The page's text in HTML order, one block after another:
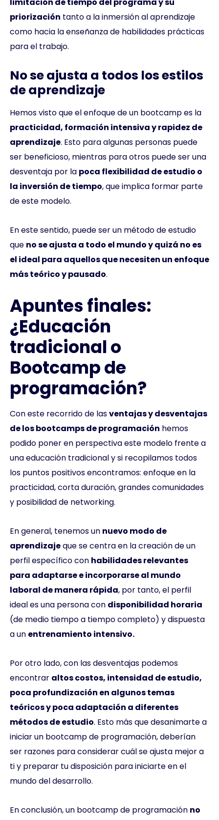
priorización tanto a la inmersión al aprendizaje
como hacia la enseñanza de habilidades prácticas
para el trabajo.
No se ajusta a todos los estilos
de aprendizaje
Hemos visto que el enfoque de un bootcamp es la
practicidad, formación intensiva y rapidez de
aprendizaje. Esto para algunas personas puede
ser beneficioso, mientras para otros puede ser una
desventaja por la poca flexibilidad de estudio o
la inversión de tiempo, que implica formar parte
de este modelo.
En este sentido, puede ser un método de estudio
que no se ajusta a todo el mundo y quizá no es
el ideal para aquellos que necesiten un enfoque
más teórico y pausado.
Apuntes finales:
¿Educación
tradicional o
Bootcamp de
programación?
Con este recorrido de lasventajas y desventajas
de los bootcamps de programación hemos
podido poner en perspectiva este modelo frente a
una educación tradicional y si recopilamos todos
los puntos positivos encontramos: enfoque en la
practicidad, corta duración, grandes comunidades
y posibilidad de networking.
En general, tenemos un nuevo modo de
aprendizajeque se centra en la creación de un
perfil específico con habilidades relevantes
para adaptarse e incorporarse al mundo
laboral de manera rápida, por tanto, el perfil
ideal es una persona con disponibilidad horaria
(de medio tiempo a tiempo completo) y dispuesta
a un entrenamiento intensivo.
Por otro lado, con las desventajas podemos
encontrar altos costos, intensidad de estudio,
poca profundización en algunos temas
teóricos y poca adaptación a diferentes
métodos de estudio. Esto más que desanimarte a
iniciar un bootcamp de programación, deberían
ser razones para considerar cuál se ajusta mejor a
ti y preparar tu disposición para iniciarte en el
mundo del desarrollo.
En conclusión, un bootcamp de programación no